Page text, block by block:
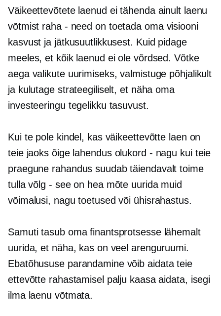
Väikeettevõtete laenud ei tähenda ainult laenu
võtmist raha - need on toetada oma visiooni
kasvust ja jätkusuutlikkusest. Kuid pidage
meeles, et kõik laenud ei ole võrdsed. Võtke
aega valikute uurimiseks, valmistuge põhjalikult
ja kulutage strateegiliselt, et näha oma
investeeringu tegelikku tasuvust.
Kui te pole kindel, kas väikeettevõtte laen on
teie jaoks õige lahendus olukord - nagu kui teie
praegune rahandus suudab täiendavalt toime
tullavõlg - see on hea mõte uurida muid
võimalusi, nagu toetused või ühisrahastus.
Samuti tasub oma finantsprotsesse lähemalt
uurida, et näha, kas on veel arenguruumi.
Ebatõhususe parandamine võib aidata teie
ettevõtte rahastamisel palju kaasa aidata, isegi
ilma laenu võtmata.